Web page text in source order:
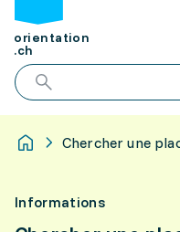
orientation
.ch
Chercher une
Informations